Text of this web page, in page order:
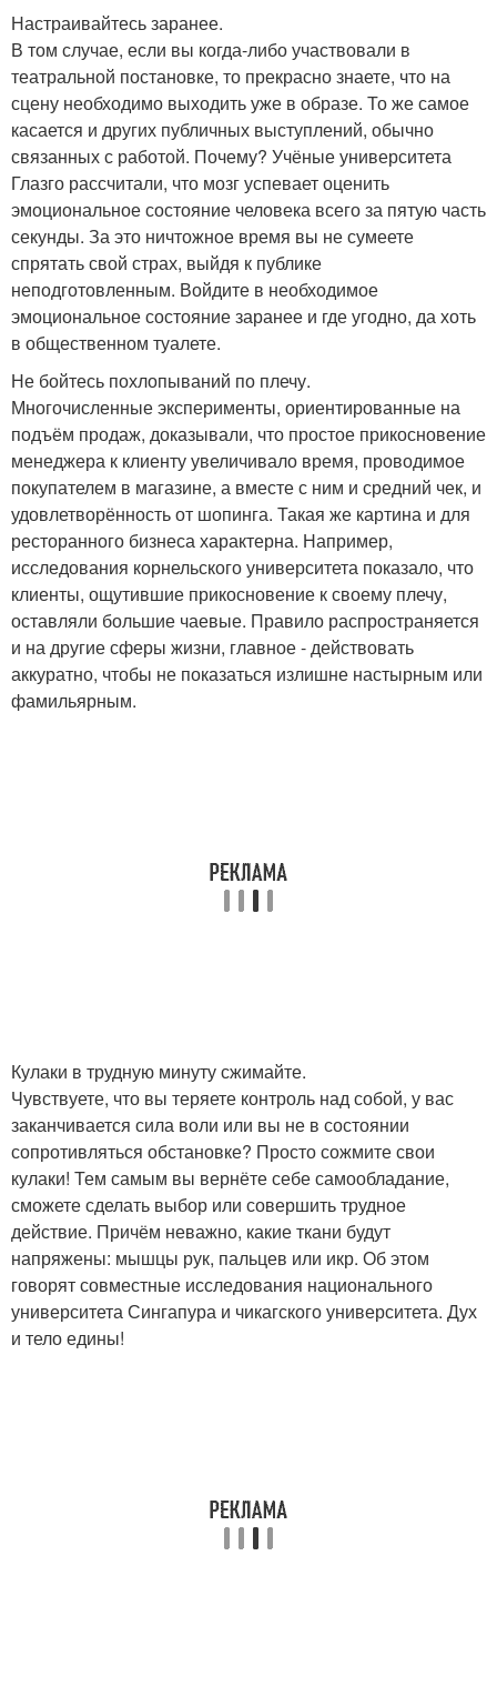
Настраивайтесь заранее.
В том случае, если вы когда-либо участвовали в
театральной постановке, то прекрасно знаете, что на
сцену необходимо выходить уже в образе. То же самое
касается и других публичных выступлений, обычно
связанных с работой. Почему? Учёные университета
Глазго рассчитали, что мозг успевает оценить
эмоциональное состояние человека всего за пятую часть
секунды. За это ничтожное время вы не сумеете
спрятать свой страх, выйдя к публике
неподготовленным. Войдите в необходимое
эмоциональное состояние заранее и где угодно, да хоть
в общественном туалете.
Не бойтесь похлопываний по плечу.
Многочисленные эксперименты, ориентированные на
подъём продаж, доказывали, что простое прикосновение
менеджера к клиенту увеличивало время, проводимое
покупателем в магазине, а вместе с ним и средний чек, и
удовлетворённость от шопинга. Такая же картина и для
ресторанного бизнеса характерна. Например,
исследования корнельского университета показало, что
клиенты, ощутившие прикосновение к своему плечу,
оставляли большие чаевые. Правило распространяется
и на другие сферы жизни, главное - действовать
аккуратно, чтобы не показаться излишне настырным или
фамильярным.
Кулаки в трудную минуту сжимайте.
Чувствуете, что вы теряете контроль над собой, у вас
заканчивается сила воли или вы не в состоянии
сопротивляться обстановке? Просто сожмите свои
кулаки! Тем самым вы вернёте себе самообладание,
сможете сделать выбор или совершить трудное
действие. Причём неважно, какие ткани будут
напряжены: мышцы рук, пальцев или икр. Об этом
говорят совместные исследования национального
университета Сингапура и чикагского университета. Дух
и тело едины!